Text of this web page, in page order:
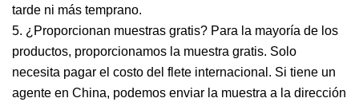
tarde ni más temprano.
5. ¿Proporcionan muestras gratis? Para la mayoría de los
productos, proporcionamos la muestra gratis. Solo
necesita pagar el costo del flete internacional. Si tiene un
agente en China, podemos enviar la muestra a la dirección